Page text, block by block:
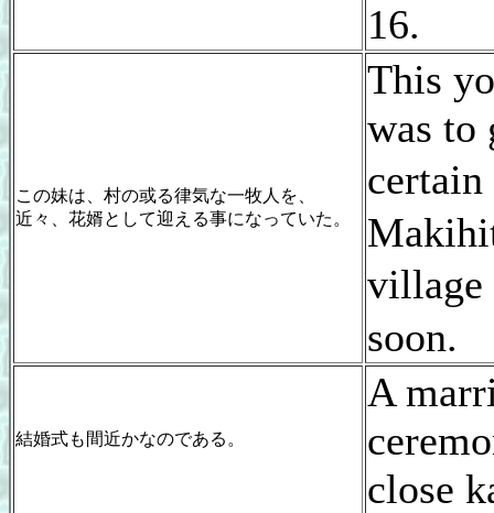
16.
この妹は、村の或る律気な一牧人を、
近々、花婿として迎える事になっていた。
This
was to
village
soon.
結婚式も間近かなのである。
A
close